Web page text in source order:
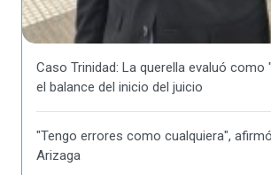
Caso Trinidad: La querella evaluó como
el balance del inicio del juicio
"Tengo errores como cualquiera",
Arizaga